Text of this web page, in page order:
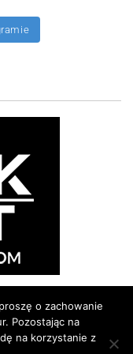
o zachowanie
Pozostając na
na korzystanie z